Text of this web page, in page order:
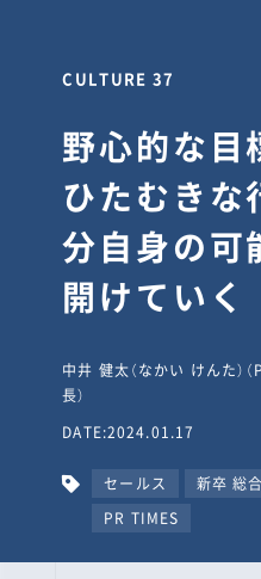
CULTURE 30
逆境では自
スを変え“
り、期待を
輔塾・前編】
山田真輔（やまだ しんすけ
長）
DATE:2023.09.08
カルチャー CxO